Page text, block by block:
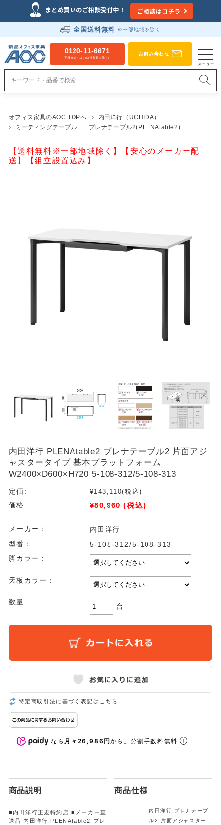
まとめ買いのご相談受付中！ ご相談はコチラ
全国送料無料 ※一部地域を除く
0120-11-6671
平日 9:00～17：00(祝祭日を除く）
お問い合わせ
オフィス家具のAOC TOPへ
内田洋行（UCHIDA）
ミーティングテーブル
プレナテーブル2(PLENAtable2)
【送料無料※一部地域除く】【安心のメーカー配
送】【組立設置込み】
内田洋行 PLENAtable2 プレナテーブル2 片面アジ
ャスタータイプ 基本プラットフォーム
W2400×D600×H720 5-108-312/5-108-313
定価: ¥143,110(税込)
価格:
¥80,960 (税込)
メーカー：
内田洋行
型番：
5-108-312/5-108-313
脚カラー：
天板カラー：
数量:
台
特定商取引法に基づく表記はこちら
なら 月々26,986円から。分割手数料無料
商品説明
■内田洋行正規特約店 ■メーカー直
送品 内田洋行 PLENAtable2 プレ
商品仕様
内田洋行 プレナテーブ
ル2 片面アジャスター